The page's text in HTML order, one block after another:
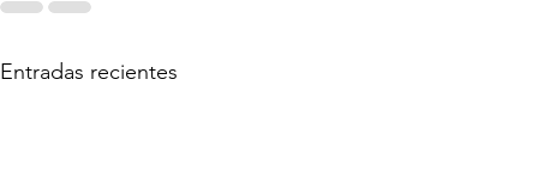
Entradas recientes